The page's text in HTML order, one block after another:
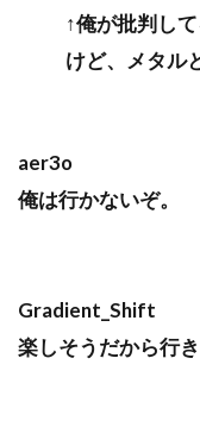
↑俺が批判し
けど、メタル
aer3o
俺は行かないぞ。
Gradient_Shift
楽しそうだから行き